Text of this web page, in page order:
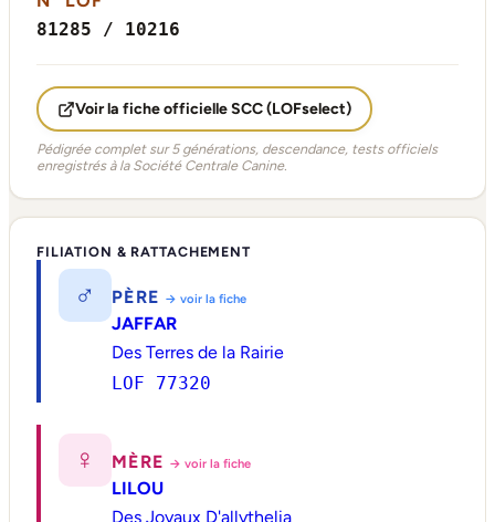
81285 / 10216
Voir la fiche officielle SCC (LOFselect)
Pédigrée complet sur 5 générations, descendance, tests officiels
enregistrés à la Société Centrale Canine.
FILIATION & RATTACHEMENT
♂ PÈRE → voir la fiche
JAFFAR
Des Terres de la Rairie
LOF 77320
♀ MÈRE → voir la fiche
LILOU
Des Joyaux D'allythelia